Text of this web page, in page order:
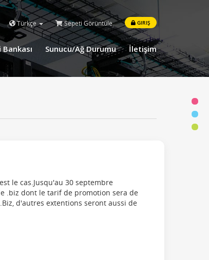
Türkçe Sepeti Görüntüle GIRIŞ
Sunucu/Ağ Durumu İletişim
le cas.Jusqu'au 30 septembre
.biz dont le tarif de promotion sera de
d'autres extentions seront aussi de